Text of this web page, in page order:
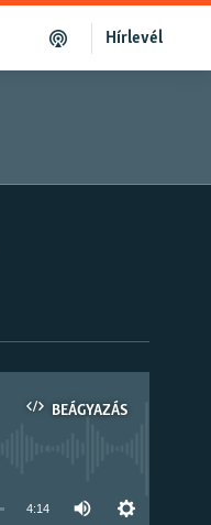
Hírlevél
BEÁGYAZÁS
4:14